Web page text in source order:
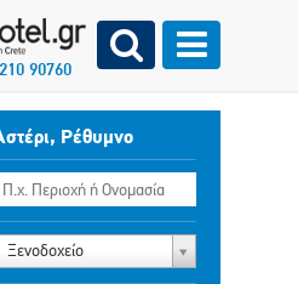
90760
Ρέθυμνο
Ξενοδοχείο